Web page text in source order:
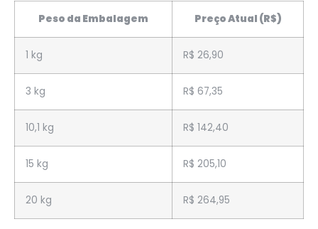
Peso da Embalagem Preço Atual (R$)
1 kg R$ 26,90
3 kg R$ 67,35
10,1 kg R$ 142,40
15 kg R$ 205,10
20 kg R$ 264,95